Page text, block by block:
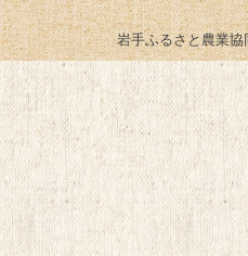
岩手ふるさと農業